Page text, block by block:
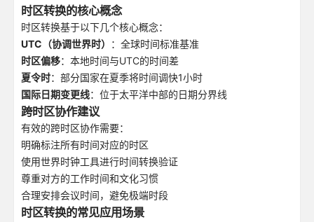
时区转换的核心概念
时区转换基于以下几个核心概念：
UTC（协调世界时）
：全球时间标准基准
时区偏移：本地时间与UTC的时间差
夏令时：部分国家在夏季将时间调快1小时
国际日期变更线：位于太平洋中部的日期分界线
跨时区协作建议
有效的跨时区协作需要：
明确标注所有时间对应的时区
使用世界时钟工具进行时间转换验证
尊重对方的工作时间和文化习惯
合理安排会议时间，避免极端时段
时区转换的常见应用场景